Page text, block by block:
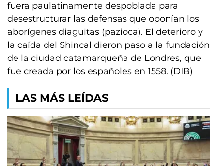
fuera paulatinamente despoblada para
desestructurar las defensas que oponían los
aborígenes diaguitas (pazioca). El deterioro y
la caída del Shincal dieron paso a la fundación
de la ciudad catamarqueña de Londres, que
fue creada por los españoles en 1558. (DIB)
LAS MÁS LEÍDAS